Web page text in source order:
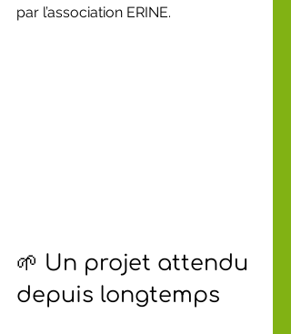
par l’association ERINE.
🌱 Un projet attendu
depuis longtemps